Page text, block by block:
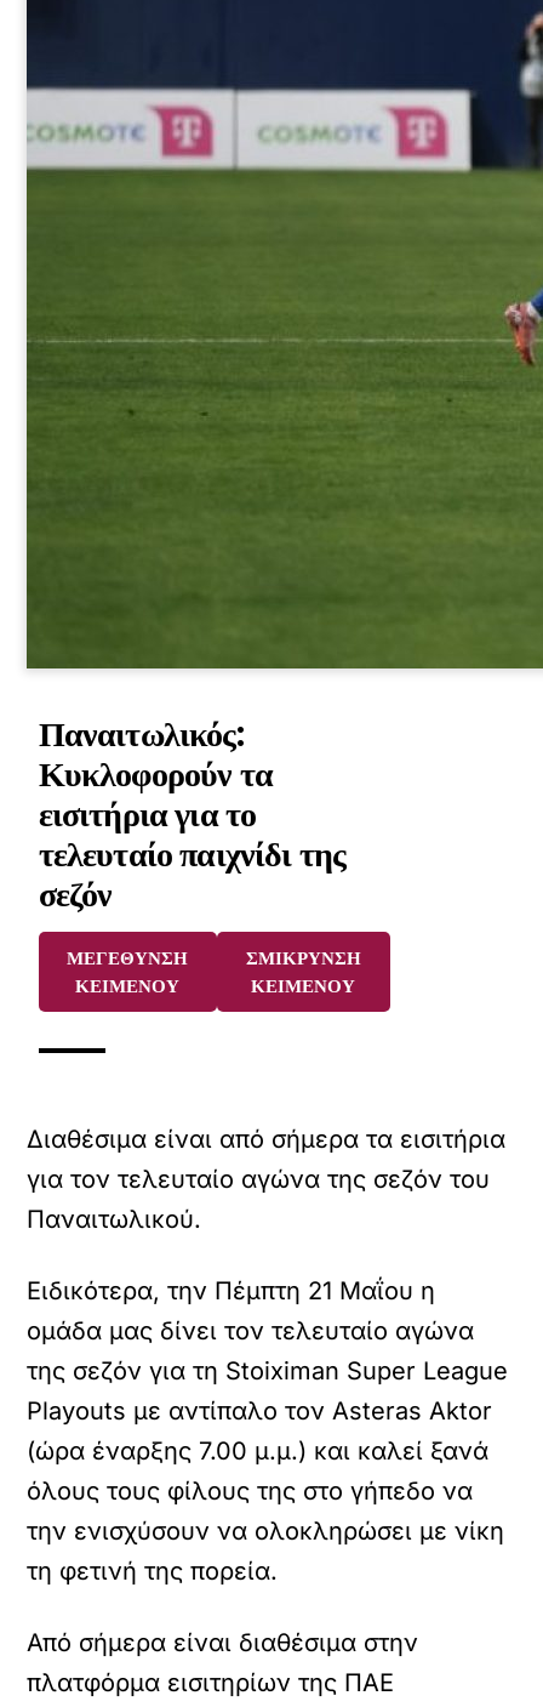
Παναιτωλικός:
Κυκλοφορούν τα
εισιτήρια για το
τελευταίο παιχνίδι της
σεζόν
ΜΕΓΕΘΥΝΣΗ
ΚΕΙΜΕΝΟΥ
ΣΜΙΚΡΥΝΣΗ
ΚΕΙΜΕΝΟΥ
Διαθέσιμα είναι από σήμερα τα εισιτήρια
για τον τελευταίο αγώνα της σεζόν του
Παναιτωλικού.
Ειδικότερα, την Πέμπτη 21 Μαΐου η
ομάδα μας δίνει τον τελευταίο αγώνα
της σεζόν για τη Stoiximan Super League
Playouts με αντίπαλο τον Asteras Aktor
(ώρα έναρξης 7.00 μ.μ.) και καλεί ξανά
όλους τους φίλους της στο γήπεδο να
την ενισχύσουν να ολοκληρώσει με νίκη
τη φετινή της πορεία.
Από σήμερα είναι διαθέσιμα στην
πλατφόρμα εισιτηρίων της ΠΑΕ